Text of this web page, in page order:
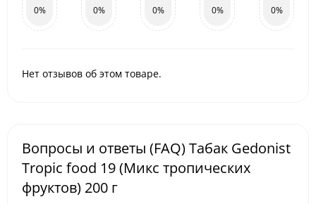
0% 0% 0% 0% 0%
Нет отзывов об этом товаре.
Вопросы и ответы (FAQ) Табак Gedonist
Tropic food 19 (Микс тропических
фруктов) 200 г